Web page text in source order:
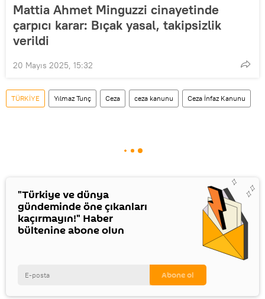
Mattia Ahmet Minguzzi cinayetinde
çarpıcı karar: Bıçak yasal, takipsizlik
verildi
20 Mayıs 2025, 15:32
TÜRKİYE Yılmaz Tunç Ceza ceza kanunu Ceza İnfaz Kanunu
"Türkiye ve dünya
gündeminde öne çıkanları
kaçırmayın!" Haber
bültenine abone olun